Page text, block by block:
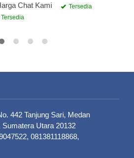
Chat Kami
Tersedia
Tersedia
442 Tanjung Sari, Medan
Utara 20132
081381118868,